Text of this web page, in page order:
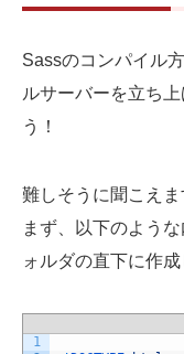
Sassのコンパイル
ルサーバーを立ち
う！
難しそうに聞こえま
まず、以下のよう
ォルダの直下に作成
1